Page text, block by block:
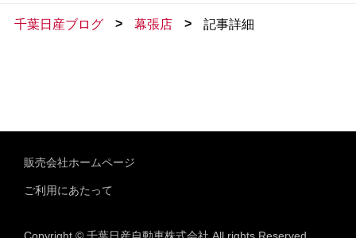
千葉日産ブログ > 幕張店 > 記事詳細
販売会社ホームページ
ご利用にあたって